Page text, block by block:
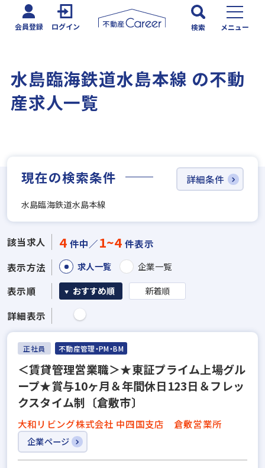
会員登録 ログイン 検索 メニュー
水島臨海鉄道水島本線 の不動
産求人一覧
現在の検索条件
水島臨海鉄道水島本線
詳細条件
該当求人 4 件中／1~4 件表示
表示方法
求人一覧 企業一覧
表示順 おすすめ順 新着順
詳細表示
正社員 不動産管理・PM・BM
＜賃貸管理営業職＞★東証プライム上場グル
ープ★賞与10ヶ月＆年間休日123日＆フレッ
クスタイム制〔倉敷市〕
大和リビング株式会社 中四国支店 倉敷営業所
企業ページ